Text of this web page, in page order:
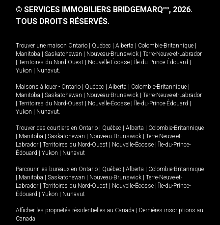
© SERVICES IMMOBILIERS BRIDGEMARQMD, 2026.
TOUS DROITS RÉSERVÉS.
Trouver une maison Ontario Québec Alberta Colombie-Britannique
Manitoba
Saskatchewan Nouveau-Brunswick
Terre-Neuve-et-Labrador
Territoires du Nord-Ouest Nouvelle-Écosse Île-du-Prince-Édouard
Yukon
Nunavut.
Maisons à louer - Ontario Québec Alberta Colombie-Britannique
Manitoba
Saskatchewan Nouveau-Brunswick
Terre-Neuve-et-Labrador
Territoires du Nord-Ouest Nouvelle-Écosse Île-du-Prince-Édouard
Yukon
Nunavut.
Trouver des courtiers en Ontario Québec Alberta
Colombie-Britannique
Manitoba Saskatchewan Nouveau-Brunswick
Terre-Neuve-et-
Labrador
Territoires du Nord-Ouest Nouvelle-Écosse
Île-du-Prince-
Édouard
Yukon Nunavut
Parcourir les bureaux en Ontario Québec Alberta
Colombie-Britannique
Manitoba Saskatchewan Nouveau-Brunswick
Terre-Neuve-et-
Labrador
Territoires du Nord-Ouest Nouvelle-Écosse
Île-du-Prince-
Édouard
Yukon Nunavut
Afficher les propriétés résidentielles au Canada
Dernières inscriptions au
Canada